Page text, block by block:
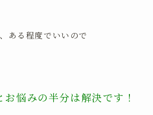
ある程度でいいので
悩みの半分は解決です！